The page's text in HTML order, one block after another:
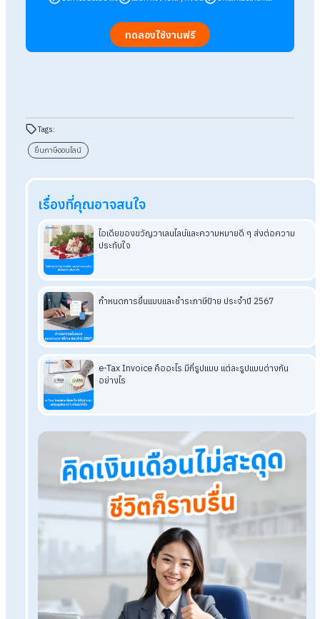
ขั้นตอนที่ 6 ตรวจสอบข้อมูลทั้งหมด
ทำการตรวจสอบข้อมูลทั้งหมด โดยระบบจะทำการคำนวณเงินที่ต้อ
ขั้นตอนที่ 7 ยืนยันการยื่นแบบ
เมื่อตรวจสอบข้อมูลครบถ้วนแล้ว ให้ทำการกด “ยืนยันการยื่นแบบ”
สรุปวิธียื่นภาษีออนไลน์ฉบับง่าย ๆ ที่มนุ
เงินเดือนไม่ควรพลาด
เป็นอย่างไรกันบ้างค่ะกับการยื่นภาษีออนไลน์ด้วยตนเอง ไม่ยากอ
ที่คิดเลยใช่ไหมคะ เมื่อทราบขั้นตอนกันแล้วอย่าลืมยื่นภาษีเงินได้บุ
ธรรมดาประจำปีกันด้วยนะคะ โดยสามารถยื่นผ่านระบบ E-FILING
ของกรมสรรพากร ได้ตั้งแต่เดือนมกราคมไปจนถึงวันที่ 10 เมษาย
และแม้ว่ารายได้ของท่านจะไม่ถึงเกณฑ์ที่จะต้องเสียภาษี แต่ก็ควร
ทำการยื่นภาษีนะคะ เพื่อป้องกันการกระทำผิดและป้องกันการตรว
สอบย้อนหลังค่ะ
โปรแกรมเงินเดือน HumanSoft
ทดลองใช้ฟรี 30 วันครบทุกฟังก์ชัน
ไม่มีค่าใช้จ่ายใดๆ ทั้งสิ้น
ทดลองใช้งานฟรี